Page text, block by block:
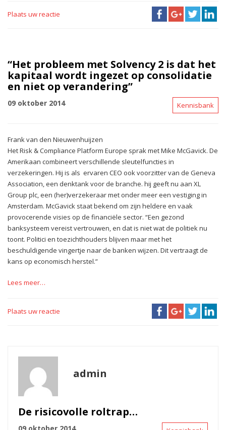
Plaats uw reactie
“Het probleem met Solvency 2 is dat het
kapitaal wordt ingezet op consolidatie
en niet op verandering”
09 oktober 2014 Kennisbank
Frank van den Nieuwenhuijzen
Het Risk & Compliance Platform Europe sprak met Mike McGavick. De
Amerikaan combineert verschillende sleutelfuncties in
verzekeringen. Hij is als ervaren CEO ook voorzitter van de Geneva
Association, een denktank voor de branche. hij geeft nu aan XL
Group plc, een (her)verzekeraar met onder meer een vestiging in
Amsterdam. McGavick staat bekend om zijn heldere en vaak
provocerende visies op de financiële sector. “Een gezond
banksysteem vereist vertrouwen, en dat is niet wat de politiek nu
toont. Politici en toezichthouders blijven maar met het
beschuldigende vingertje naar de banken wijzen. Dit vertraagt de
kans op economisch herstel.”
Lees meer…
Plaats uw reactie
admin
De risicovolle roltrap…